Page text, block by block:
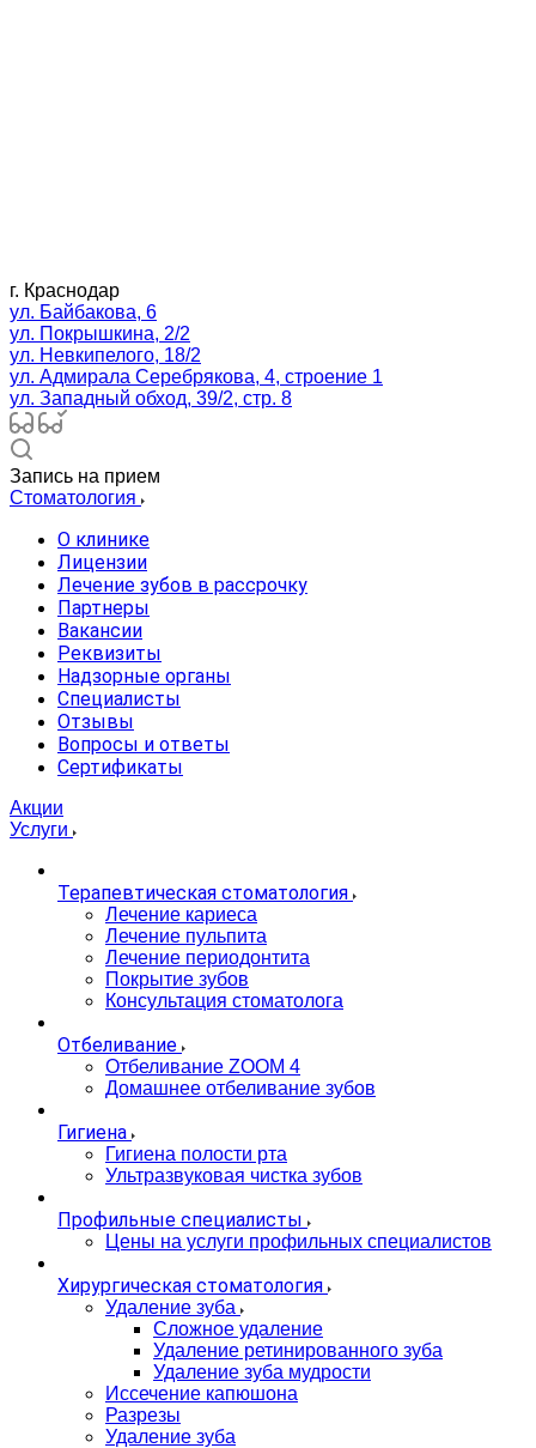
г. Краснодар
ул. Байбакова, 6
ул. Покрышкина, 2/2
ул. Невкипелого, 18/2
ул. Адмирала Серебрякова, 4, строение 1
ул. Западный обход, 39/2, стр. 8
Запись на прием
Стоматология
О клинике
Лицензии
Лечение зубов в рассрочку
Партнеры
Вакансии
Реквизиты
Надзорные органы
Специалисты
Отзывы
Вопросы и ответы
Сертификаты
Акции
Услуги
Терапевтическая стоматология
Лечение кариеса
Лечение пульпита
Лечение периодонтита
Покрытие зубов
Консультация стоматолога
Отбеливание
Отбеливание ZOOM 4
Домашнее отбеливание зубов
Гигиена
Гигиена полости рта
Ультразвуковая чистка зубов
Профильные специалисты
Цены на услуги профильных специалистов
Хирургическая стоматология
Удаление зуба
Сложное удаление
Удаление ретинированного зуба
Удаление зуба мудрости
Иссечение капюшона
Разрезы
Удаление зуба